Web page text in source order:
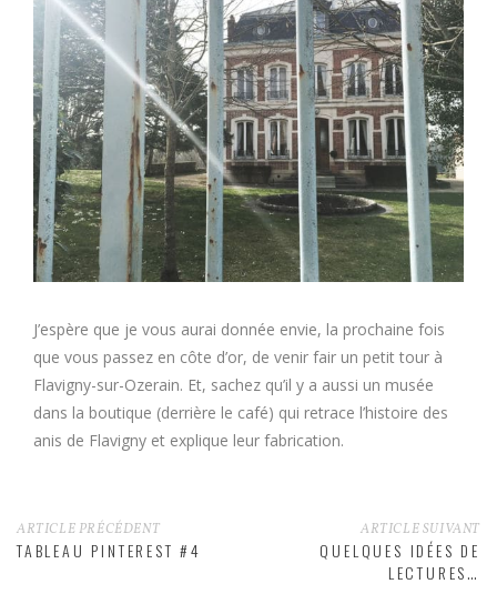
J’espère que je vous aurai donnée envie, la prochaine fois
que vous passez en côte d’or, de venir fair un petit tour à
Flavigny-sur-Ozerain. Et, sachez qu’il y a aussi un musée
dans la boutique (derrière le café) qui retrace l’histoire des
anis de Flavigny et explique leur fabrication.
ARTICLE PRÉCÉDENT
TABLEAU PINTEREST #4
ARTICLE SUIVANT
QUELQUES IDÉES DE
LECTURES…